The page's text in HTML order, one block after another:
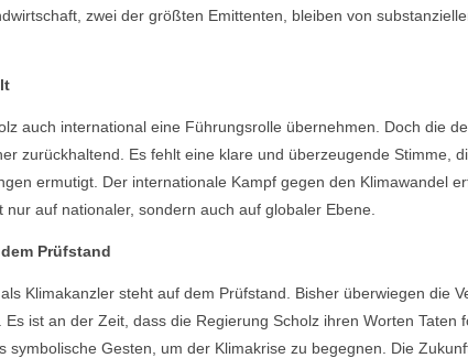
zwei der größten Emittenten, bleiben von
auch international eine Führungsrolle übernehmen. Doch die
zurückhaltend. Es fehlt eine klare und überzeugende Stimme,
ermutigt. Der internationale Kampf gegen den Klimawandel
auf nationaler, sondern auch auf globaler Ebene.
Prüfstand
Klimakanzler steht auf dem Prüfstand. Bisher überwiegen die
ist an der Zeit, dass die Regierung Scholz ihren Worten Taten
symbolische Gesten, um der Klimakrise zu begegnen. Die